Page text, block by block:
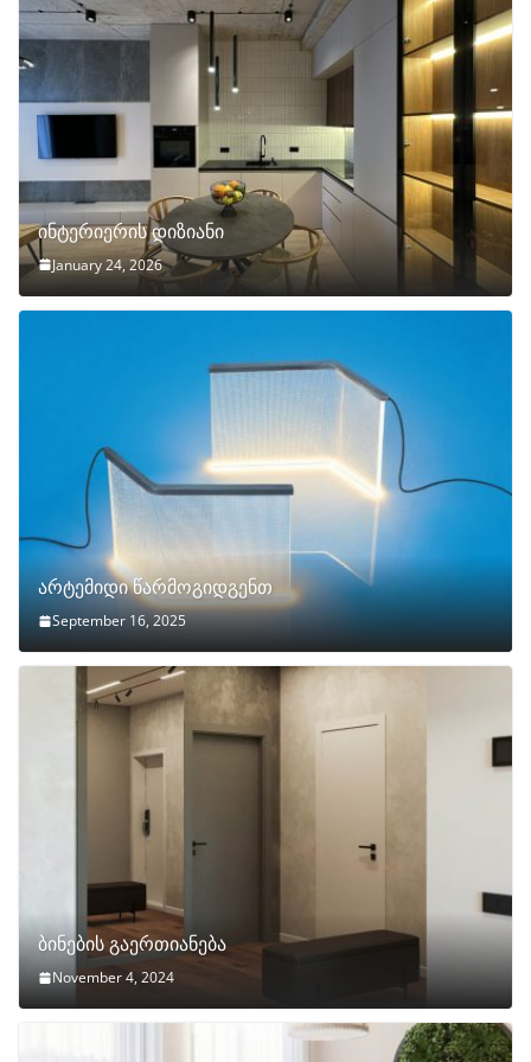
ინტერიერის დიზიანი
January 24, 2026
არტემიდი წარმოგიდგენთ
September 16, 2025
ბინების გაერთიანება
November 4, 2024